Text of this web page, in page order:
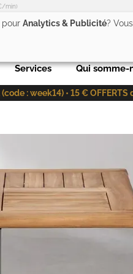
min)
Services Qui somme-
: week14) • 15 €
pour Analytics & Publicité?